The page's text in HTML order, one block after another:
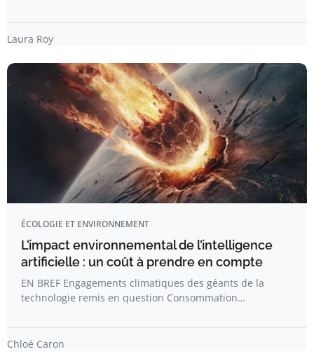
Laura Roy
ÉCOLOGIE ET ENVIRONNEMENT
L’impact environnemental de l’intelligence
artificielle : un coût à prendre en compte
EN BREF Engagements climatiques des géants de la
technologie remis en question Consommation…
Chloé Caron